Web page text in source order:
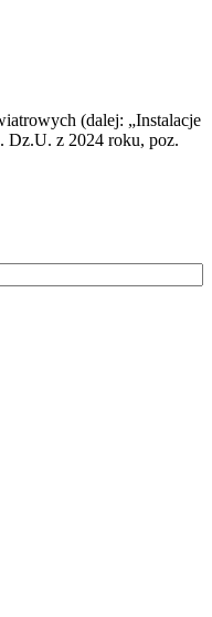
(dalej: „Instalacje
Dz.U. z 2024 roku, poz.